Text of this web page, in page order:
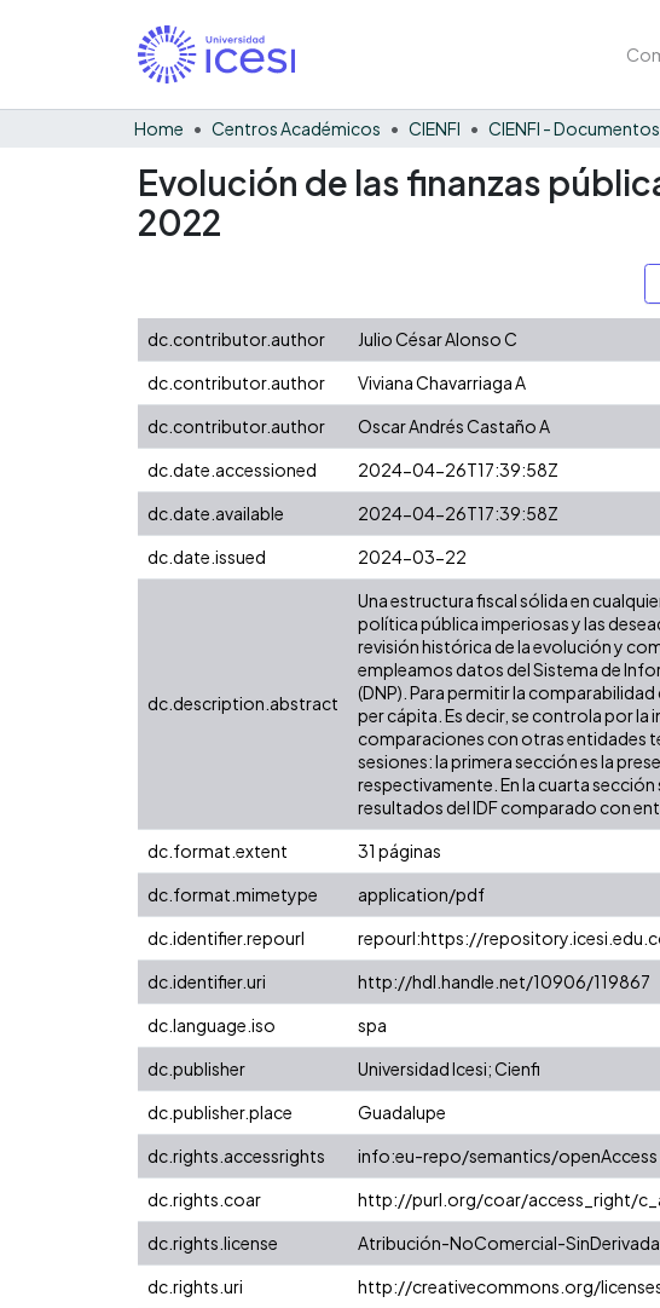
Home Centros Académicos CIENFI
Evolución de las finanzas
2022
dc.contributor.author
Julio César Alonso C
dc.contributor.author
Viviana Chavarriaga A
dc.contributor.author
Oscar Andrés Castaño A
dc.date.accessioned
2024-04-26T17:39:58Z
dc.date.available
2024-04-26T17:39:58Z
dc.date.issued
2024-03-22
dc.description.abstract
Una estructura fiscal sólida en
política pública imperiosas y las
revisión histórica de la evolución y
empleamos datos del Sistema de
(DNP). Para permitir la
per cápita. Es decir, se controla por
comparaciones con otras entidades
sesiones: la primera sección es la
respectivamente. En la cuarta sección
resultados del IDF comparado con
dc.format.extent
31 páginas
dc.format.mimetype
application/pdf
dc.identifier.repourl
repourl:https://
dc.identifier.uri
http://hdl.handle.net/10906/119867
dc.language.iso
spa
dc.publisher
Universidad Icesi; Cienfi
dc.publisher.place
Guadalupe
dc.rights.accessrights
info:eu-repo/semantics/openAccess
dc.rights.coar
http://purl.org/coar/access_right/
dc.rights.license
Atribución-NoComercial-
dc.rights.uri
http://creativecommons.org/